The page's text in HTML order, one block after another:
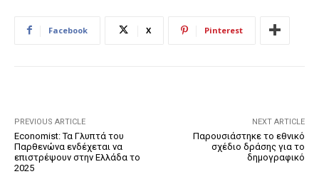
Facebook X Pinterest
PREVIOUS ARTICLE
Economist: Τα Γλυπτά του
Παρθενώνα ενδέχεται να
επιστρέψουν στην Ελλάδα το
2025
NEXT ARTICLE
Παρουσιάστηκε το εθνικό
σχέδιο δράσης για το
δημογραφικό